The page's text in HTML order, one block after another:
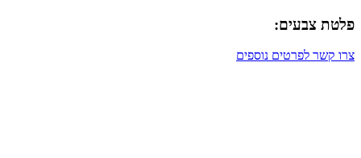
פלטת צבעים:
צרו קשר לפרטים נוספים